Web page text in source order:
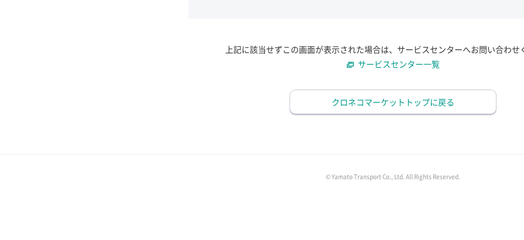
上記に該当せずこの画面が表示された場合は、サービスセンターへお問い合わせ
サービスセンター一覧
クロネコマーケットトップに戻る
© Yamato Transport Co., Ltd. All Rights Reserved.